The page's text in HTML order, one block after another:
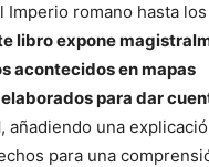
Imperio romano hasta
libro expone
acontecidos en mapas
para dar
, añadiendo una
para una